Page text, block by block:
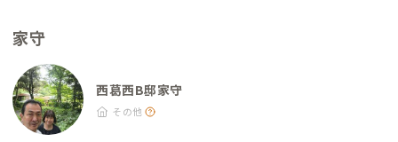
鳥繁：徒歩10分 インド料理 ・ムンバイパレス：徒歩4分（ビリ
ヤニが美味しい、インド式中華もあり） ・アムダスラビー：徒
歩7分（本場のスパイス使いを味わう南インド料理） ・インドレ
ストラン＆バー ムナル：徒歩7分（日本人にも食べやすいインド
カレー） ・スパイスマジック カルカッタ本店：徒歩9分（「江
家守
西葛西B邸家守
その他